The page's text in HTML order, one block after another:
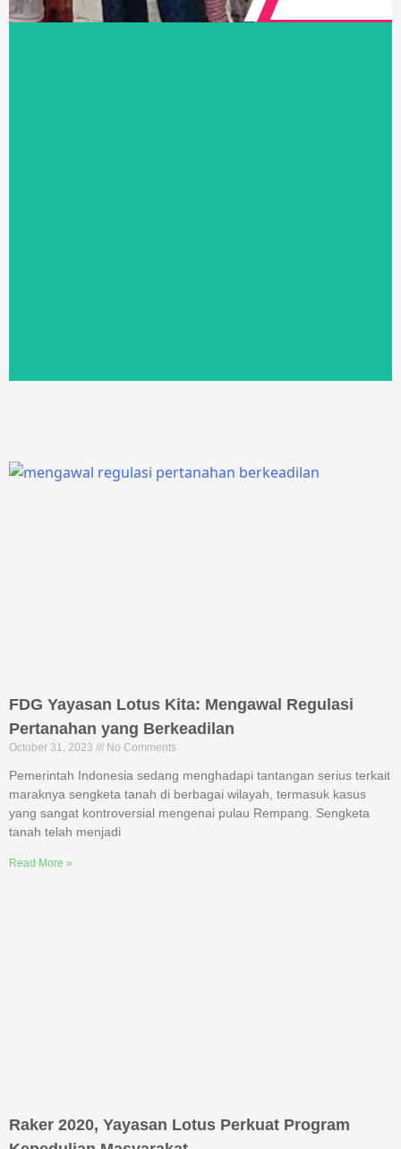
FDG Yayasan Lotus Kita: Mengawal Regulasi
Pertanahan yang Berkeadilan
October 31, 2023 No Comments
Pemerintah Indonesia sedang menghadapi tantangan serius terkait
maraknya sengketa tanah di berbagai wilayah, termasuk kasus
yang sangat kontroversial mengenai pulau Rempang. Sengketa
tanah telah menjadi
Read More »
Raker 2020, Yayasan Lotus Perkuat Program